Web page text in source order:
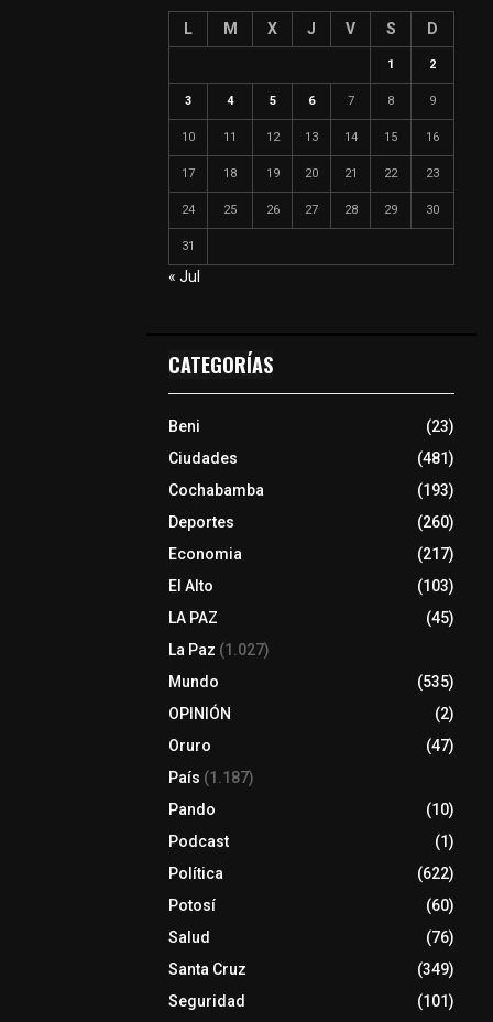
L M X J V S D
1 2
3 4 5 6 7 8 9
10 11 12 13 14 15 16
17 18 19 20 21 22 23
24 25 26 27 28 29 30
31
« Jul
CATEGORÍAS
Beni
(23)
Ciudades
(481)
Cochabamba
(193)
Deportes
(260)
Economia
(217)
El Alto
(103)
LA PAZ
(45)
La Paz (1.027)
Mundo
(535)
OPINIÓN
(2)
Oruro
(47)
País (1.187)
Pando
(10)
Podcast
(1)
Política
(622)
Potosí
(60)
Salud
(76)
Santa Cruz
(349)
Seguridad
(101)